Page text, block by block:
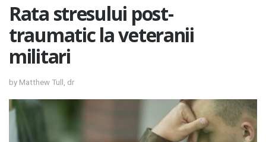
Rata stresului post-
traumatic la veteranii
militari
by Matthew Tull, dr